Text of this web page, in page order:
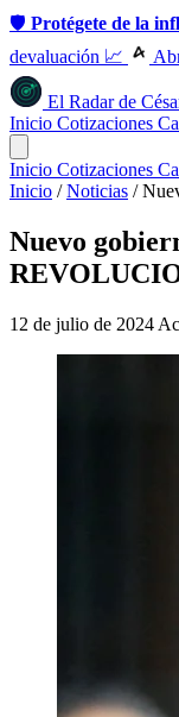
🛡️ Protégete de la
devaluación 📈
El Radarde
Inicio Cotizaciones
Inicio Cotizaciones
Inicio / Noticias /
Nuevo
12 de julio de 2024